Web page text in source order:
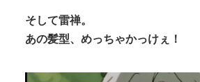
そして雷禅。
あの髪型、めっちゃかっけぇ！